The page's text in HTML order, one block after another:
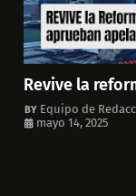
Revive la
Equipo de
mayo 14, 2025